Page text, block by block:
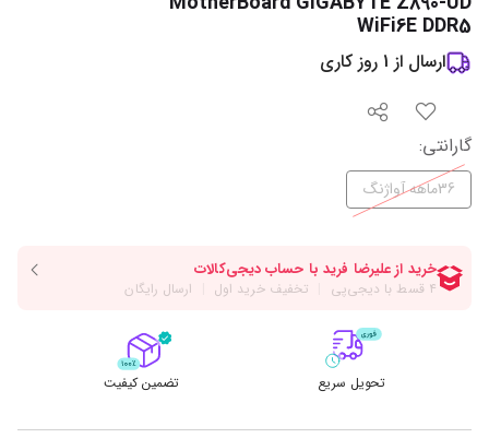
WiFi6E DDR5
ارسال از 1 روز کاری
گارانتی:
36ماهه آواژنگ
تحویل سریع تضمین کیفیت